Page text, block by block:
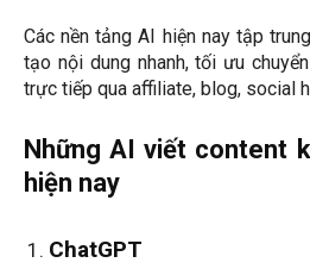
Các nền tảng AI hiện nay tập
tạo nội dung nhanh, tối ưu
trực tiếp qua affiliate, blog, social
Những AI viết content
hiện nay
ChatGPT